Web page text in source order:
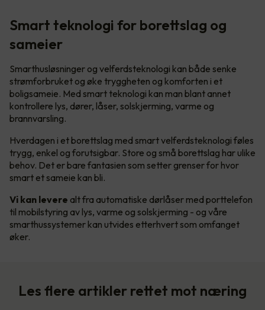
Smart teknologi for borettslag og
sameier
Smarthusløsninger og velferdsteknologi kan både senke
strømforbruket og øke tryggheten og komforten i et
boligsameie. Med smart teknologi kan man blant annet
kontrollere lys, dører, låser, solskjerming, varme og
brannvarsling.
Hverdagen i et borettslag med smart velferdsteknologi føles
trygg, enkel og forutsigbar. Store og små borettslag har ulike
behov. Det er bare fantasien som setter grenser for hvor
smart et sameie kan bli.
Vi kan levere alt fra automatiske dørlåser med porttelefon
til mobilstyring av lys, varme og solskjerming - og våre
smarthussystemer kan utvides etterhvert som omfanget
øker.
Les flere artikler rettet mot næring